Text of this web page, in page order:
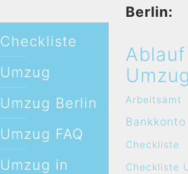
Checkliste
Umzug
Umzug Berlin
Umzug FAQ
Umzug in
Berlin:
Ablauf
Umzug
Arbeitsamt
Bankkonto
Checkliste
Checkliste